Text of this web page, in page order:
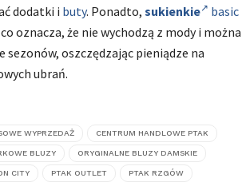
dodatki i buty. Ponadto, sukienkie
basic
oznacza, że nie wychodzą z mody i można
sezonów, oszczędzając pieniądze na
ubrań.
WYPRZEDAŻ CENTRUM HANDLOWE PTAK
BLUZY ORYGINALNE BLUZY DAMSKIE
CITY PTAK OUTLET PTAK RZGÓW